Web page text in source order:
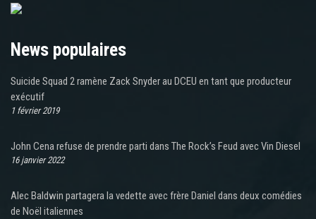
News populaires
Suicide Squad 2 ramène Zack Snyder au DCEU en tant que producteur
exécutif
1 février 2019
John Cena refuse de prendre parti dans The Rock’s Feud avec Vin Diesel
16 janvier 2022
Alec Baldwin partagera la vedette avec frère Daniel dans deux comédies
de Noël italiennes